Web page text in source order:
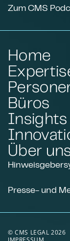
Zum CMS
Home
Büros
Insights
Über
Presse- und
© CMS LEGAL 2026